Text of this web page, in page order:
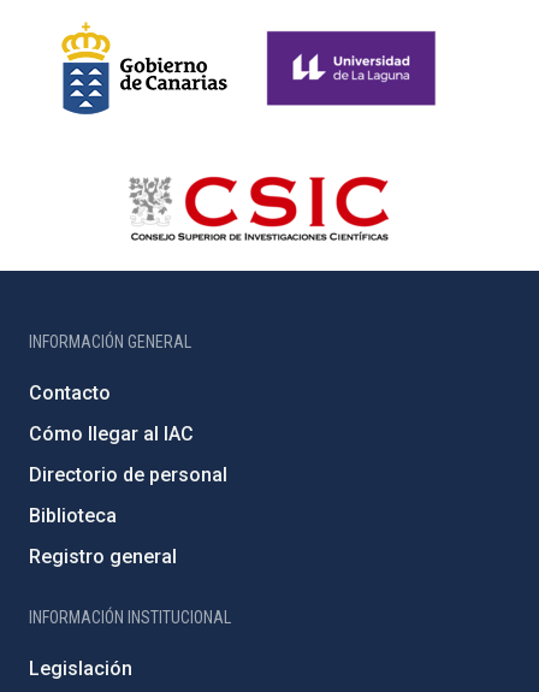
INFORMACIÓN GENERAL
Contacto
Cómo llegar al IAC
Directorio de personal
Biblioteca
Registro general
INFORMACIÓN INSTITUCIONAL
Legislación